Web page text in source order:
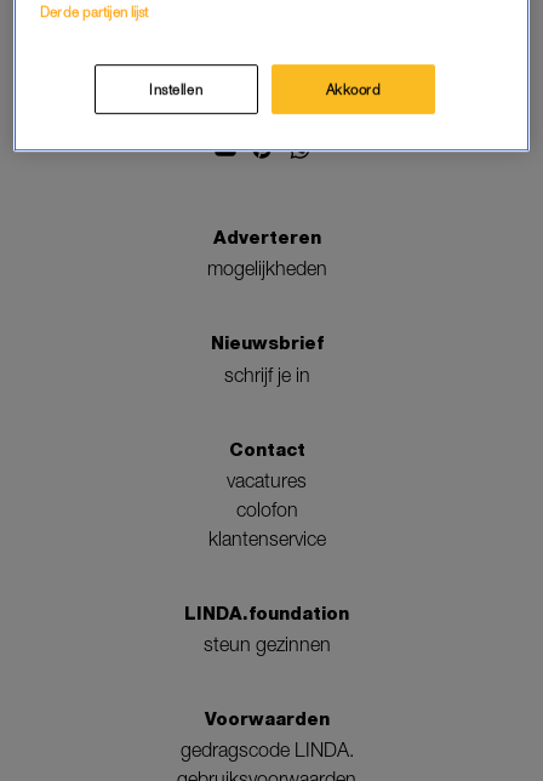
Adverteren
mogelijkheden
Nieuwsbrief
schrijf je in
Contact
vacatures
colofon
klantenservice
LINDA.foundation
steun gezinnen
Voorwaarden
gedragscode LINDA.
Derde partijen lijst
Instellen Akkoord